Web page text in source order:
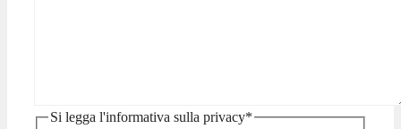
Si legga l'informativa sulla privacy*